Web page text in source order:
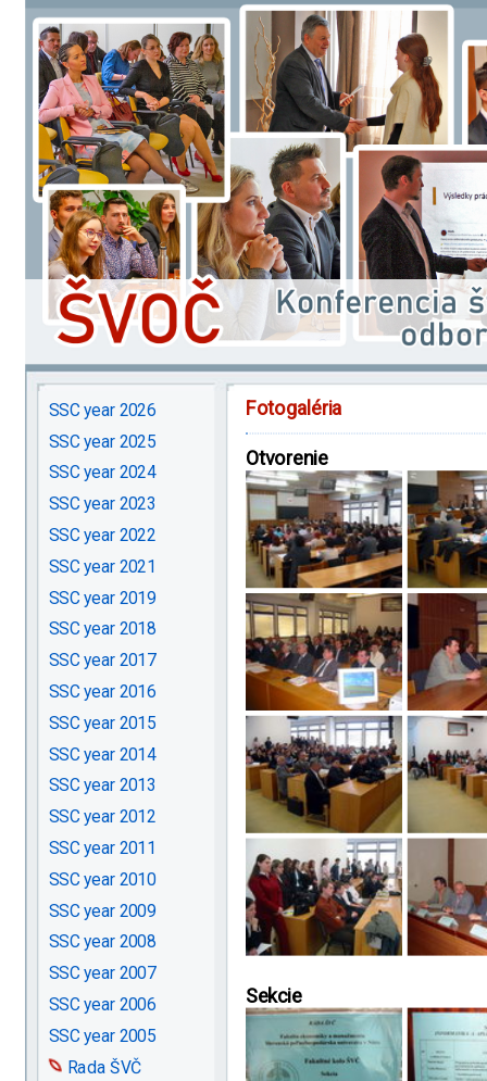
SSC year 2026
SSC year 2025
SSC year 2024
SSC year 2023
SSC year 2022
SSC year 2021
SSC year 2019
SSC year 2018
SSC year 2017
SSC year 2016
SSC year 2015
SSC year 2014
SSC year 2013
SSC year 2012
SSC year 2011
SSC year 2010
SSC year 2009
SSC year 2008
SSC year 2007
SSC year 2006
SSC year 2005
Rada ŠVČ
Fotogaléria
Otvorenie
Sekcie